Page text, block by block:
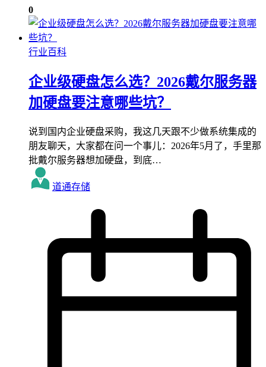
0
行业百科
企业级硬盘怎么选？2026戴尔服务器
加硬盘要注意哪些坑？
说到国内企业硬盘采购，我这几天跟不少做系统集成的
朋友聊天，大家都在问一个事儿：2026年5月了，手里那
批戴尔服务器想加硬盘，到底…
道通存储